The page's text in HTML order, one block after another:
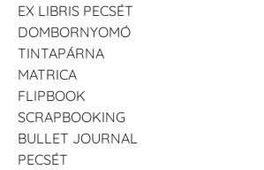
EX LIBRIS PECSÉT
DOMBORNYOMÓ
TINTAPÁRNA
MATRICA
FLIPBOOK
SCRAPBOOKING
BULLET JOURNAL
PECSÉT